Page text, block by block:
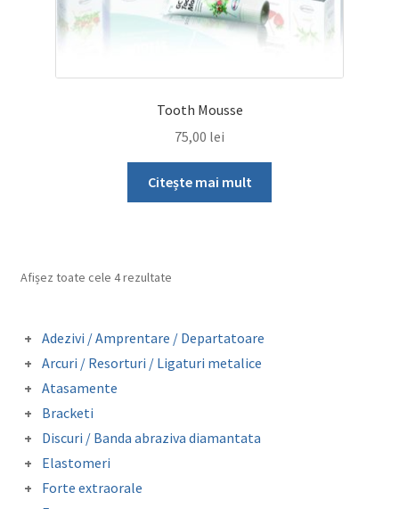
Adezivi / Amprentare / Departatoare
Adezivi bracketi
Adezivi inel molar
Amprentare
Departatoare
Arcuri / Resorturi / Ligaturi metalice
Arcuri preformate fizionomice
Arcuri preformate metalice
Fire otel drepte
Ligaturi metalice preformate
Atasamente
Butoni colabili
Carlige crimpabile
Contentie
Mini stops
Bracketi
Bracketi autoligaturanti
Bracketi fizionomici
Bracketi metalici
Discuri / Banda abraziva diamantata
Banda perforata abraziva metalica
diamantata
Elastomeri
Catene
Elastice extraorale
Forte extraorale
Tooth Mousse
75,00 lei
Citește mai mult
Afișez toate cele 4 rezultate